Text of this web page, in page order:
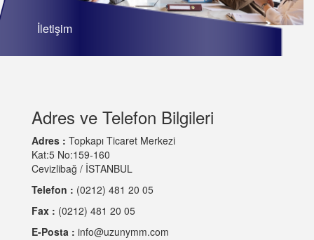
İletişim
Adres ve Telefon Bilgileri
Adres : Topkapı Ticaret Merkezi
Kat:5 No:159-160
Cevizlibağ / İSTANBUL
Telefon : (0212) 481 20 05
Fax : (0212) 481 20 05
E-Posta : info@uzunymm.com